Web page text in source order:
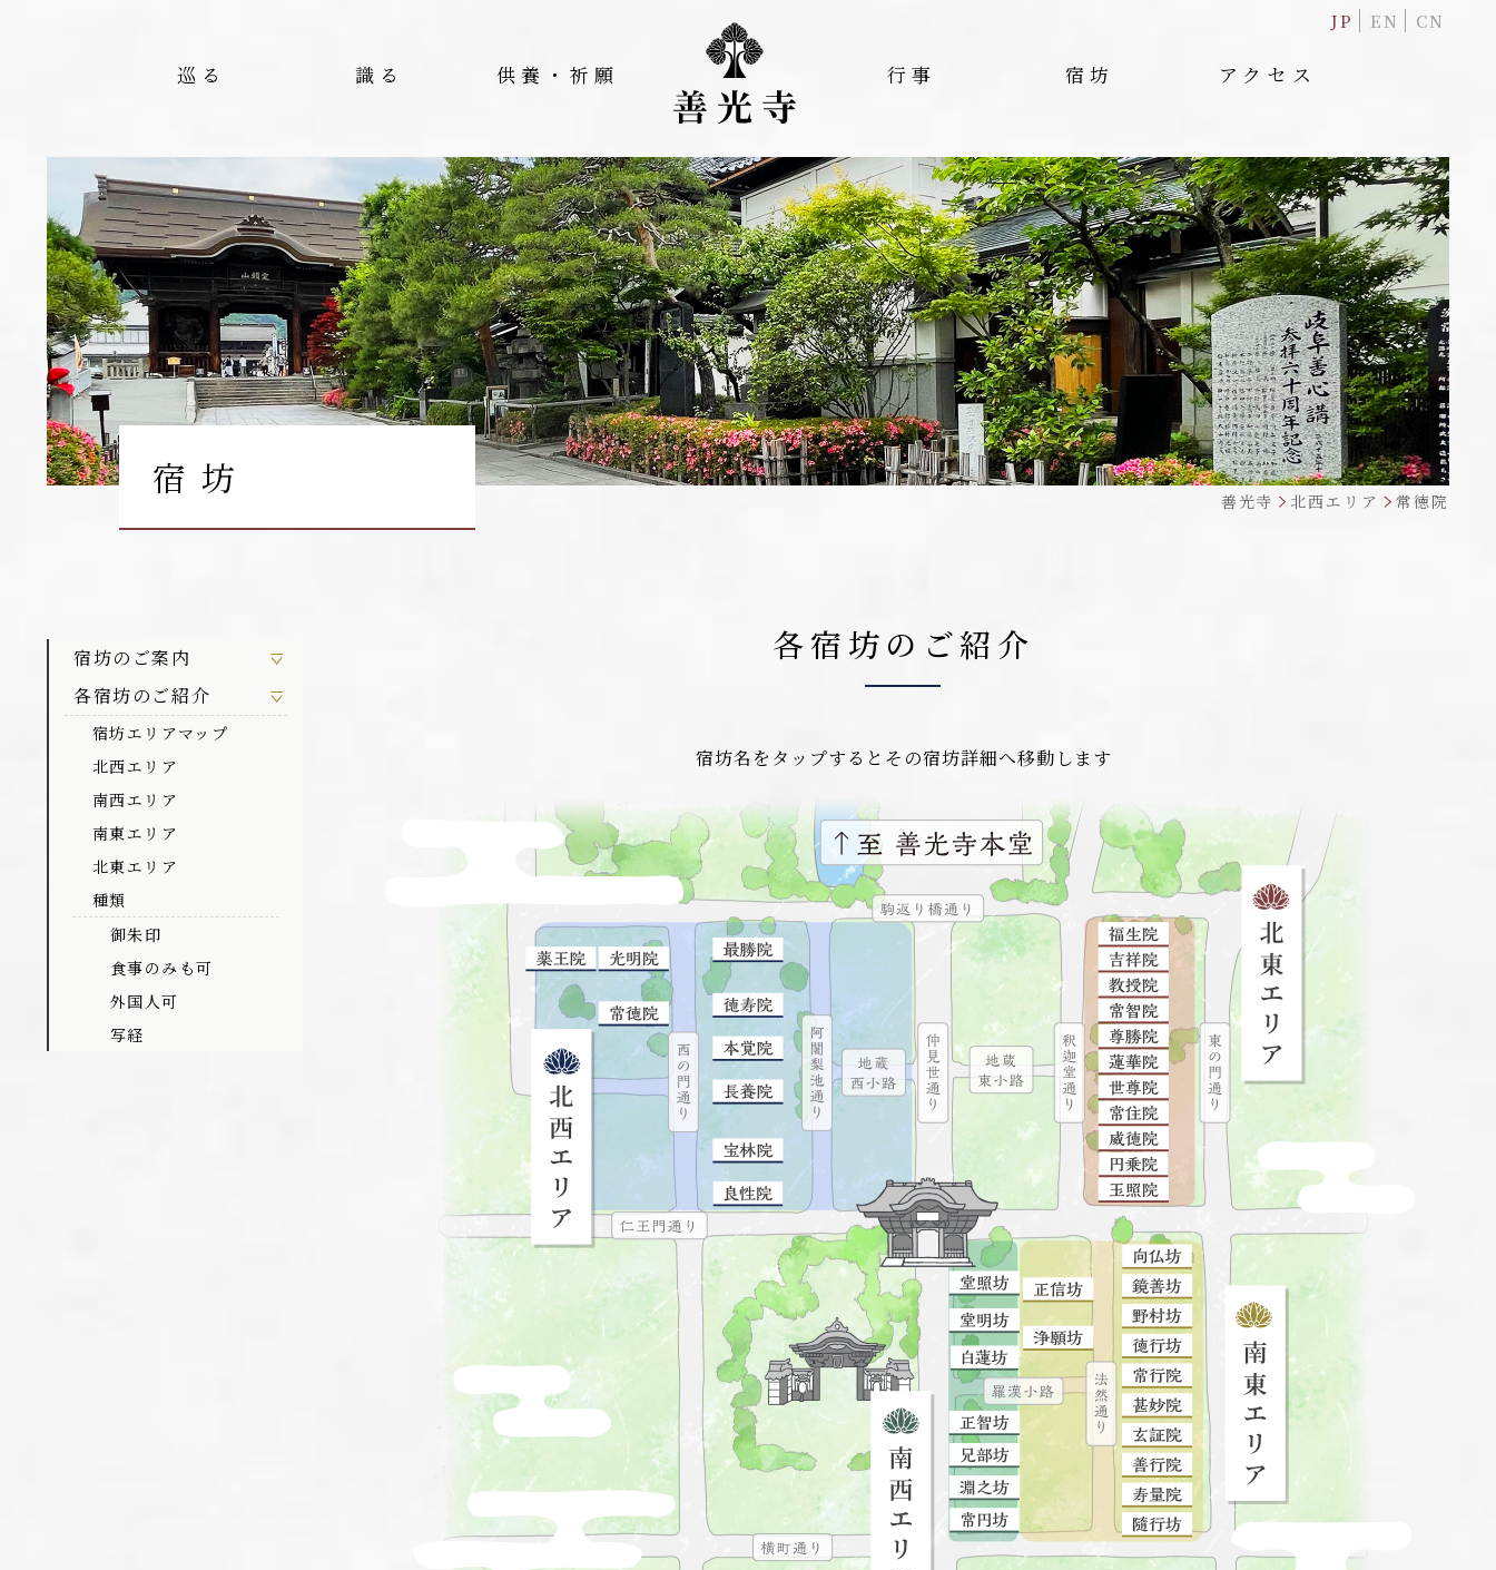
巡る 識る 供養・祈願 行事 宿坊 アクセス
JP EN CN
宿 坊 善光寺 北西エリア 常徳院
宿坊のご案内
各宿坊のご紹介
宿坊エリアマップ
北西エリア
南西エリア
南東エリア
北東エリア
種類
御朱印
食事のみも可
外国人可
写経
各宿坊のご紹介
宿坊名をタップするとその宿坊詳細へ移動します